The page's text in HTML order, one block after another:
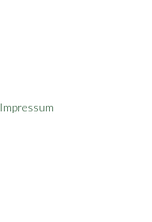
Impressum